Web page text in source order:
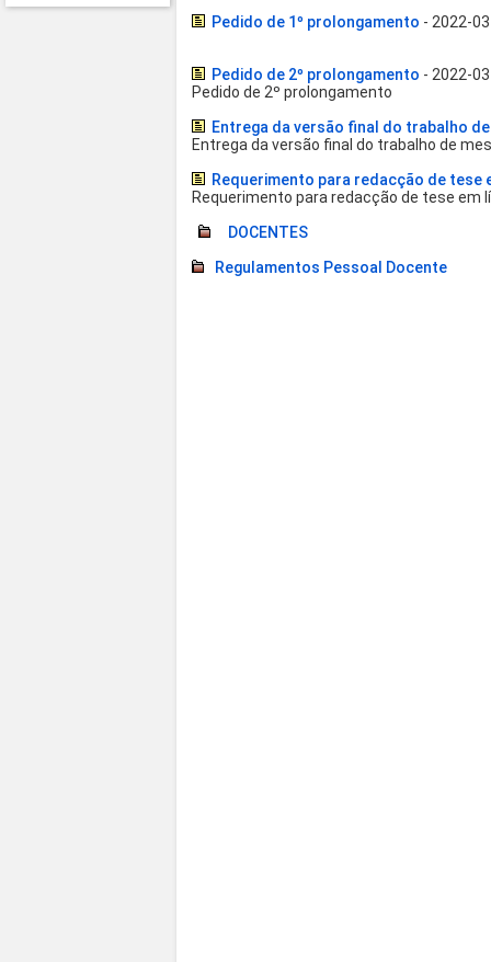
Pedido de 1º prolongamento - 2022-
Pedido de 2º prolongamento - 2022-
Pedido de 2º prolongamento
Entrega da versão final do trabalho
Entrega da versão final do trabalho de
Requerimento para redacção de tese
Requerimento para redacção de tese em
DOCENTES
Regulamentos Pessoal Docente